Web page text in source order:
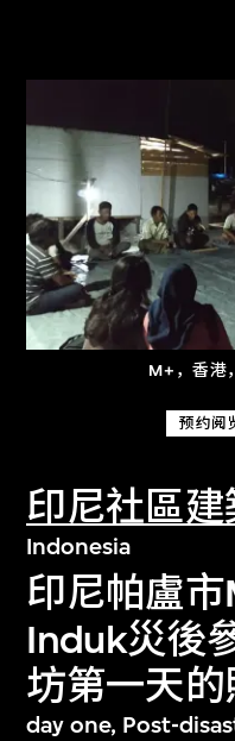
M+，香港
预约阅
印尼社區建
Indonesia
印尼帕盧
Induk災後
坊第一天的
day one, Post-
进一步筛选
关于M+藏品
探索世界顶级的
文化藏品。